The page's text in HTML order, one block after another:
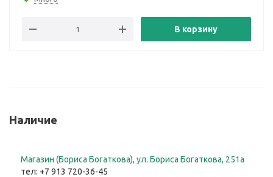
В корзину
Наличие
Магазин (Бориса Богаткова), ул. Бориса Богаткова, 251а
тел: +7 913 720-36-45